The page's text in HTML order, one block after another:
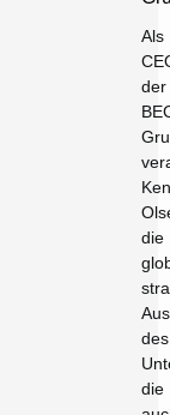
Als
der
die
des
die